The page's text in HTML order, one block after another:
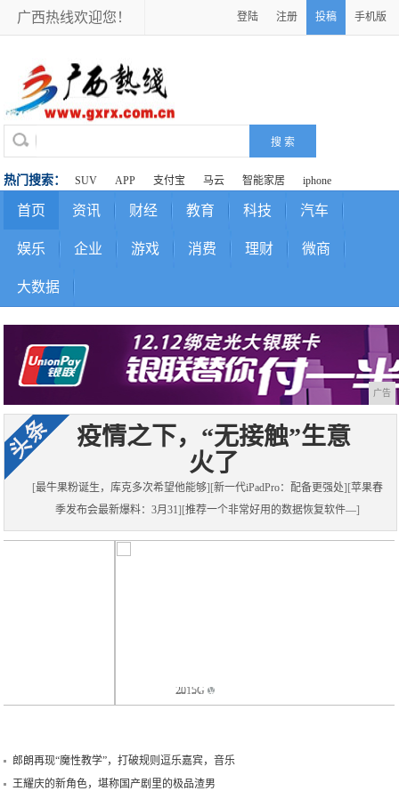
广西热线欢迎您！ 登陆 注册 投稿 手机版
热门搜索： SUV APP 支付宝 马云 智能家居 iphone
首页 资讯 财经 教育 科技 汽车
娱乐 企业 游戏 消费 理财 微商
大数据
广告
疫情之下，“无接触”生意
火了
[最牛果粉诞生，库克多次希望他能够][新一代iPadPro：配备更强处][苹果春
季发布会最新爆料：3月31][推荐一个非常好用的数据恢复软件—]
2019
哪
些
免
费？
给
5G
时
代，
心
竞
争
力
何
Vivo
系
统
实
际
使
郎朗再现“魔性教学”，打破规则逗乐嘉宾，音乐
王耀庆的新角色，堪称国产剧里的极品渣男